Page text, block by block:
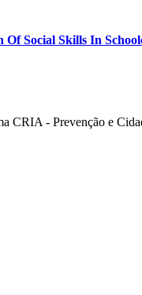
Social Skills In
CRIA - Prevenção e